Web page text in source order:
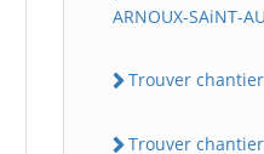
ARNOUX-SAiNT-
Trouver
Trouver chantier